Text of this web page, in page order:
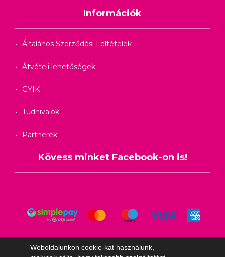
Információk
Általános Szerződési Feltételek
Átvételi lehetőségek
GYIK
Tudnivalók
Partnerek
Kövess minket Facebook-on is!
Weboldalunkon cookie-kat használunk,